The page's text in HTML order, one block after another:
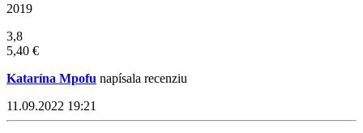
2019
3,8
5,40 €
Katarína Mpofu napísala recenziu
11.09.2022 19:21